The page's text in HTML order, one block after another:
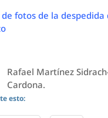
fotos de la despedida
Rafael Martínez
Cardona.
esto: